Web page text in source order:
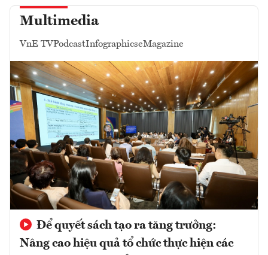
Multimedia
VnE TVPodcastInfographicseMagazine
Để quyết sách tạo ra tăng trưởng:
Nâng cao hiệu quả tổ chức thực hiện các